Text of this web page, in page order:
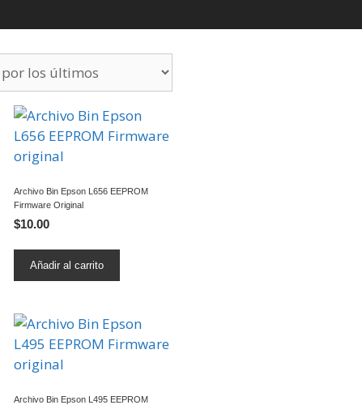
Archivo Bin Epson L656 EEPROM
Firmware Original
$10.00
Añadir al carrito
Archivo Bin Epson L495 EEPROM